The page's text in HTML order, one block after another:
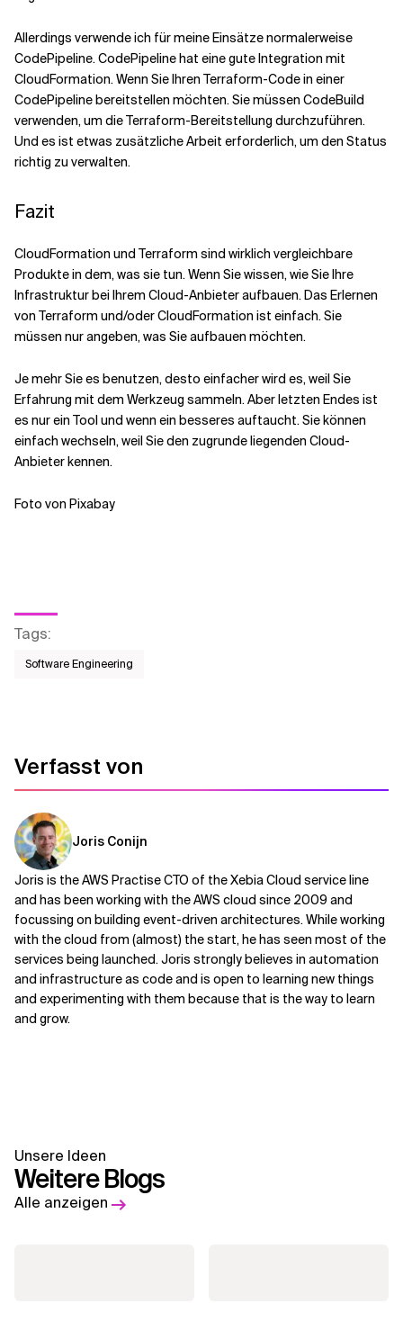
Allerdings verwende ich für meine Einsätze normalerweise
CodePipeline. CodePipeline hat eine gute Integration mit
CloudFormation. Wenn Sie Ihren Terraform-Code in einer
CodePipeline bereitstellen möchten. Sie müssen CodeBuild
verwenden, um die Terraform-Bereitstellung durchzuführen.
Und es ist etwas zusätzliche Arbeit erforderlich, um den Status
richtig zu verwalten.
Fazit
CloudFormation und Terraform sind wirklich vergleichbare
Produkte in dem, was sie tun. Wenn Sie wissen, wie Sie Ihre
Infrastruktur bei Ihrem Cloud-Anbieter aufbauen. Das Erlernen
von Terraform und/oder CloudFormation ist einfach. Sie
müssen nur angeben, was Sie aufbauen möchten.
Je mehr Sie es benutzen, desto einfacher wird es, weil Sie
Erfahrung mit dem Werkzeug sammeln. Aber letzten Endes ist
es nur ein Tool und wenn ein besseres auftaucht. Sie können
einfach wechseln, weil Sie den zugrunde liegenden Cloud-
Anbieter kennen.
Foto von Pixabay
Tags:
Software Engineering
Verfasst von
Joris Conijn
Joris is the AWS Practise CTO of the Xebia Cloud service line
and has been working with the AWS cloud since 2009 and
focussing on building event-driven architectures. While working
with the cloud from (almost) the start, he has seen most of the
services being launched. Joris strongly believes in automation
and infrastructure as code and is open to learning new things
and experimenting with them because that is the way to learn
and grow.
Unsere Ideen
Weitere Blogs
Alle anzeigen